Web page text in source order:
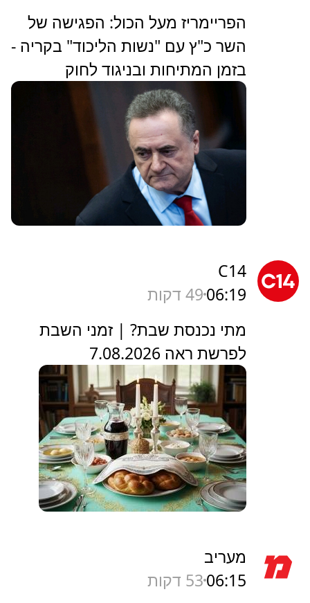
הפריימריז מעל הכול: הפגישה של
השר כ"ץ עם "נשות הליכוד" בקריה -
בזמן המתיחות ובניגוד לחוק
C14
06:1949 דקות
מתי נכנסת שבת? | זמני השבת
לפרשת ראה 7.08.2026
מעריב
06:1553 דקות